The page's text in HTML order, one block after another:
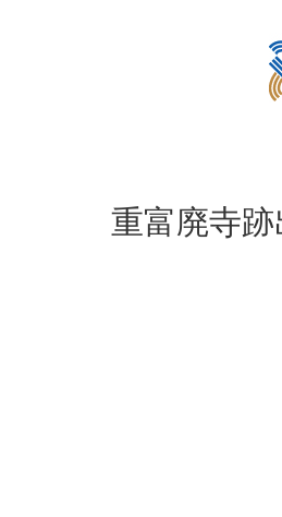
重富廃寺